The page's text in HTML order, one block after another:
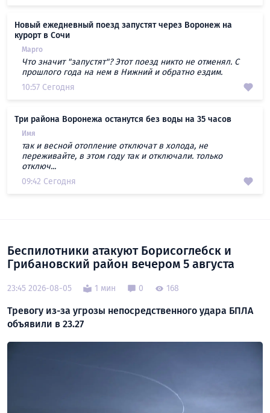
Новый ежедневный поезд запустят через Воронеж на
курорт в Сочи
Марго
Что значит "запустят"? Этот поезд никто не отменял. С
прошлого года на нем в Нижний и обратно ездим.
10:57 Сегодня
Три района Воронежа останутся без воды на 35 часов
Имя
так и весной отопление отключат в холода, не
переживайте, в этом году так и отключали. только
отключ...
09:42 Сегодня
Беспилотники атакуют Борисоглебск и
Грибановский район вечером 5 августа
23:45 2026-08-05 1 мин 0 168
Тревогу из-за угрозы непосредственного удара БПЛА
объявили в 23.27